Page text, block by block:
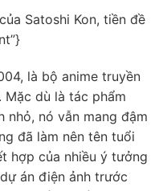
Satoshi Kon, tiền đề
là bộ anime truyền
Mặc dù là tác phẩm
nhỏ, nó vẫn mang đậm
đã làm nên tên tuổi
hợp của nhiều ý tưởng
án điện ảnh trước